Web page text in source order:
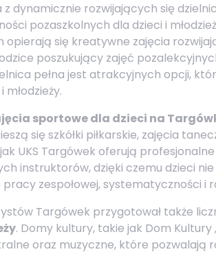
z dynamicznie rozwijających się
pozaszkolnych dla dzieci i
opierają się kreatywne zajęcia
poszukujący zajęć
pełna jest atrakcyjnych opcji,
młodzieży.
sportowe dla dzieci na
się szkółki piłkarskie, zajęcia
UKS Targówek oferują
instruktorów, dzięki czemu dzieci
pracy zespołowej, systematyczności i
Targówek przygotował także
. Domy kultury, takie jak Dom
oraz muzyczne, które pozwalają